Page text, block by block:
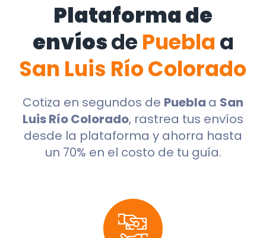
Plataforma de
envíosde Puebla a
San Luis Río Colorado
Cotiza en segundos de Puebla a San
Luis Río Colorado, rastrea tus envíos
desde la plataforma y ahorra hasta
un 70% en el costo de tu guía.